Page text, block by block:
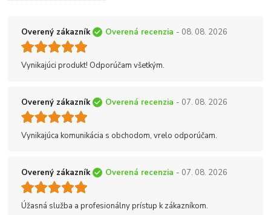
Overený zákazník Overená recenzia - 08. 08. 2026
Vynikajúci produkt! Odporúčam všetkým.
Overený zákazník Overená recenzia - 07. 08. 2026
Vynikajúca komunikácia s obchodom, vrelo odporúčam.
Overený zákazník Overená recenzia - 07. 08. 2026
Úžasná služba a profesionálny prístup k zákazníkom.